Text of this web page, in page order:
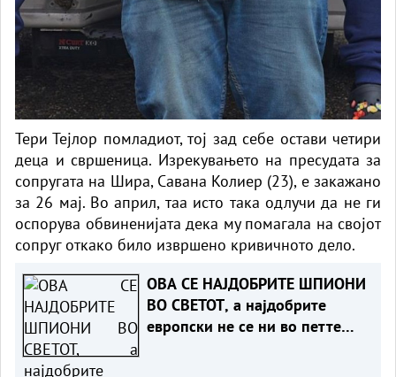
Тери Тејлор помладиот, тој зад себе остави четири
деца и свршеница. Изрекувањето на пресудата за
сопругата на Шира, Савана Колиер (23), е закажано
за 26 мај. Во април, таа исто така одлучи да не ги
оспорува обвиненијата дека му помагала на својот
сопруг откако било извршено кривичното дело.
ОВА СЕ НАЈДОБРИТЕ ШПИОНИ
ВО СВЕТОТ, а најдобрите
европски не се ни во петте